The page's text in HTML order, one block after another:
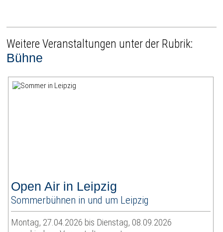
Weitere Veranstaltungen unter der Rubrik:
Bühne
Open Air in Leipzig
Sommerbühnen in und um Leipzig
Montag, 27.04.2026 bis Dienstag, 08.09.2026